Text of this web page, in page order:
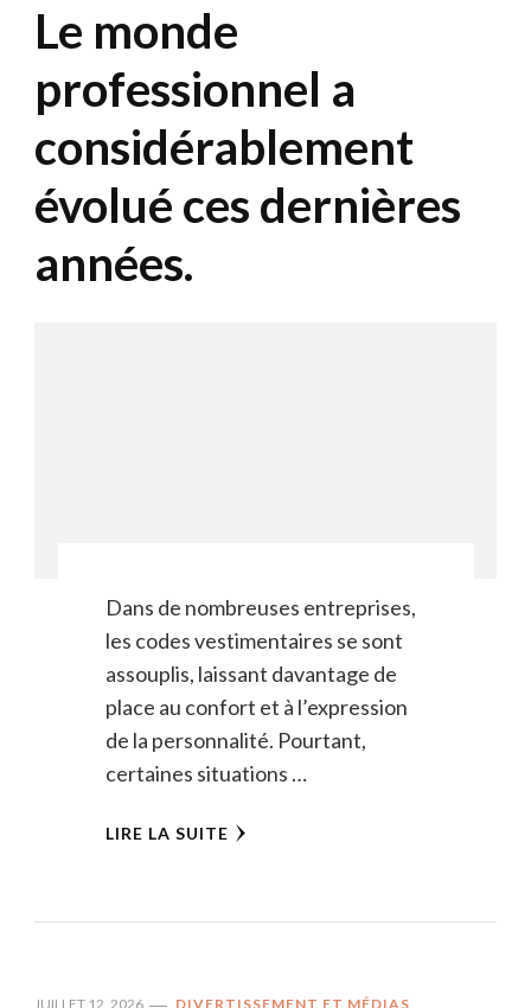
Le monde
professionnel a
considérablement
évolué ces dernières
années.
Dans de nombreuses entreprises,
les codes vestimentaires se sont
assouplis, laissant davantage de
place au confort et à l’expression
de la personnalité. Pourtant,
certaines situations …
LIRE LA SUITE
JUILLET 12, 2026 DIVERTISSEMENT ET MÉDIAS